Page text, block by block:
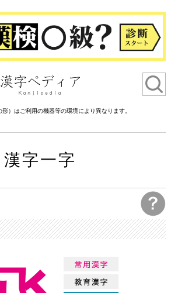
）はご利用の機器等の環境により異なります。
漢字一字